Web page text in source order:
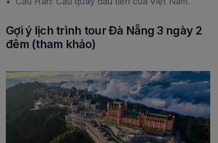
Gợi ý lịch trình tour Đà Nẵng 3 ngày 2
đêm (tham khảo)